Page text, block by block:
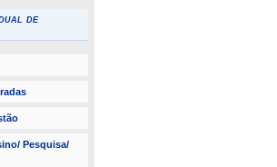
de
Pesquisa/